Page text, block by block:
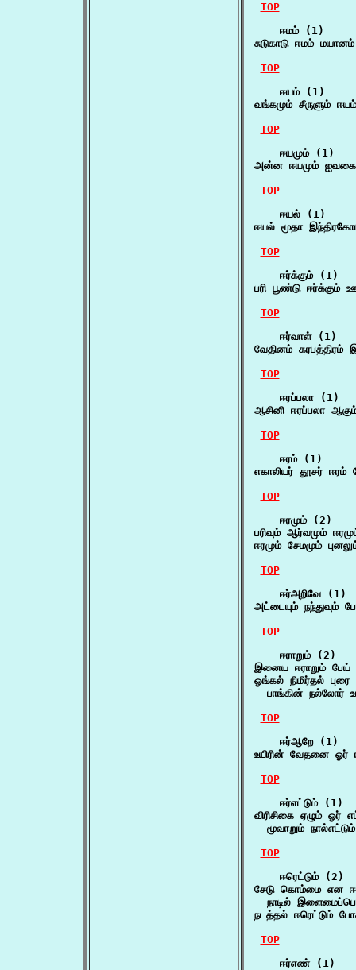
TOP
    ஈமம் (1)
சுடுகாடு ஈமம்
TOP
    ஈயம் (1)
வங்கமும் சீருளும்
TOP
    ஈயமும் (1)
அன்ன ஈயமும்
TOP
    ஈயல் (1)
ஈயல் மூதா
TOP
    ஈர்க்கும் (1)
பரி பூண்டு ஈர்க்கும்
TOP
    ஈர்வாள் (1)
வேதினம்
TOP
    ஈரப்பலா (1)
ஆசினி ஈரப்பலா
TOP
    ஈரம் (1)
எகாலியர் தூசர்
TOP
    ஈரமும் (2)
பரிவும் ஆர்வமும்
ஈரமும் சேமமும்
TOP
    ஈர்அறிவே (1)
அட்டையும் நந்துவும்
TOP
    ஈராறும் (2)
இனைய ஈராறும்
ஓங்கல் நிமிர்தல் புரை
பாங்கின் நல்லோர்
TOP
    ஈர்ஆறே (1)
உயிரின் வேதனை
TOP
    ஈர்எட்டும் (1)
விரிசிகை ஏழும் ஓர்
மூவாறும்
TOP
    ஈரெட்டும் (2)
சேடு கொம்மை என
நாடில்
நடத்தல் ஈரெட்டும்
TOP
    ஈர்எண் (1)